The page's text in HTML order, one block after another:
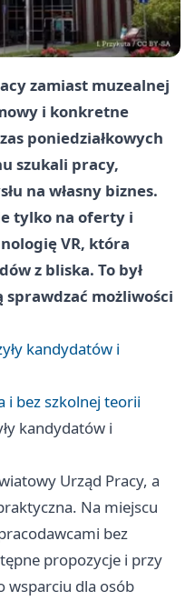
zamiast muzealnej
i konkretne
poniedziałkowych
szukali pracy,
na własny biznes.
tylko na oferty i
VR, która
z bliska. To był
możliwości
kandydatów i
i bez szkolnej teorii
kandydatów i
Urząd Pracy, a
Na miejscu
bez
propozycje i przy
wsparciu dla osób